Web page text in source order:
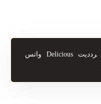
رددیت Delicious
واتس